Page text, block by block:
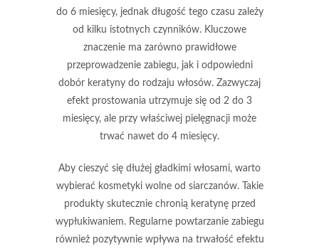
do 6 miesięcy, jednak długość tego czasu zależy
od kilku istotnych czynników. Kluczowe
znaczenie ma zarówno prawidłowe
przeprowadzenie zabiegu, jak i odpowiedni
dobór keratyny do rodzaju włosów. Zazwyczaj
efekt prostowania utrzymuje się od 2 do 3
miesięcy, ale przy właściwej pielęgnacji może
trwać nawet do 4 miesięcy.
Aby cieszyć się dłużej gładkimi włosami, warto
wybierać kosmetyki wolne od siarczanów. Takie
produkty skutecznie chronią keratynęprzed
wypłukiwaniem. Regularne powtarzanie zabiegu
również pozytywnie wpływa na trwałość efektu